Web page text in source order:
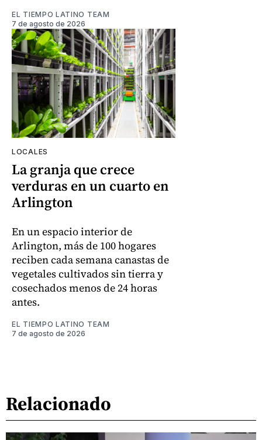
EL TIEMPO LATINO TEAM
7 de agosto de 2026
LOCALES
La granja que crece
verduras en un cuarto en
Arlington
En un espacio interior de
Arlington, más de 100 hogares
reciben cada semana canastas de
vegetales cultivados sin tierra y
cosechados menos de 24 horas
antes.
EL TIEMPO LATINO TEAM
7 de agosto de 2026
Relacionado